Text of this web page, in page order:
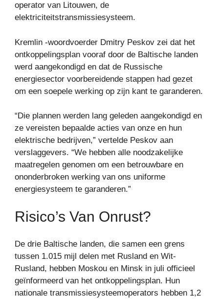
operator van Litouwen, de
elektriciteitstransmissiesysteem.
Kremlin -woordvoerder Dmitry Peskov zei dat het
ontkoppelingsplan vooraf door de Baltische landen
werd aangekondigd en dat de Russische
energiesector voorbereidende stappen had gezet
om een ​​soepele werking op zijn kant te garanderen.
“Die plannen werden lang geleden aangekondigd en
ze vereisten bepaalde acties van onze en hun
elektrische bedrijven,” vertelde Peskov aan
verslaggevers. “We hebben alle noodzakelijke
maatregelen genomen om een ​​betrouwbare en
ononderbroken werking van ons uniforme
energiesysteem te garanderen.”
Risico’s Van Onrust?
De drie Baltische landen, die samen een grens
tussen 1.015 mijl delen met Rusland en Wit-
Rusland, hebben Moskou en Minsk in juli officieel
geïnformeerd van het ontkoppelingsplan. Hun
nationale transmissiesysteemoperators hebben 1,2